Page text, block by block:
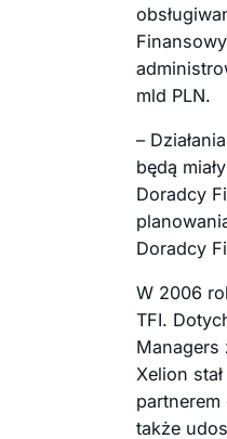
mld PLN.
–
będą
Doradcy
Doradcy
W 2006
TFI.
Managers
Xelion
także